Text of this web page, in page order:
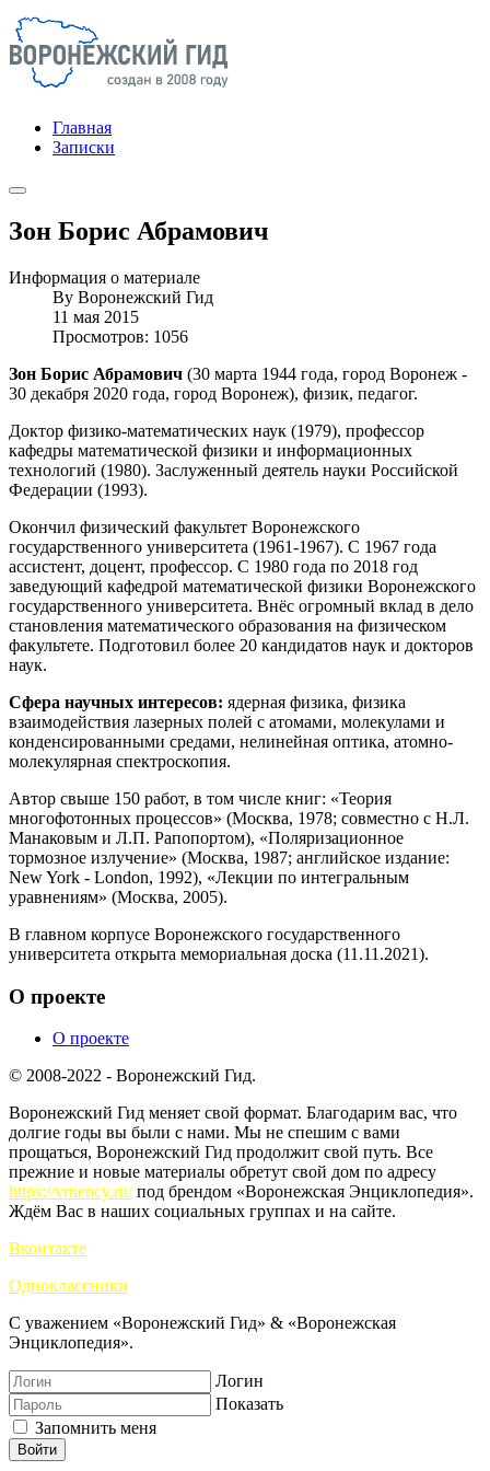
Главная
Записки
Зон Борис Абрамович
Информация о материале
By Воронежский Гид
11 мая 2015
Просмотров: 1056
Зон Борис Абрамович (30 марта 1944 года, город Воронеж -
30 декабря 2020 года, город Воронеж), физик, педагог.
Доктор физико-математических наук (1979), профессор
кафедры математической физики и информационных
технологий (1980). Заслуженный деятель науки Российской
Федерации (1993).
Окончил физический факультет Воронежского
государственного университета (1961-1967). С 1967 года
ассистент, доцент, профессор. С 1980 года по 2018 год
заведующий кафедрой математической физики Воронежского
государственного университета. Внёс огромный вклад в дело
становления математического образования на физическом
факультете. Подготовил более 20 кандидатов наук и докторов
наук.
Сфера научных интересов: ядерная физика, физика
взаимодействия лазерных полей с атомами, молекулами и
конденсированными средами, нелинейная оптика, атомно-
молекулярная спектроскопия.
Автор свыше 150 работ, в том числе книг: «Теория
многофотонных процессов» (Москва, 1978; совместно с Н.Л.
Манаковым и Л.П. Paпопортом), «Поляризационное
тормозное излучение» (Москва, 1987; английское издание:
New York - London, 1992), «Лекции по интегральным
уравнениям» (Москва, 2005).
В главном корпусе Воронежского государственного
университета открыта мемориальная доска (11.11.2021).
О проекте
О проекте
© 2008-2022 - Воронежский Гид.
Воронежский Гид меняет свой формат. Благодарим вас, что
долгие годы вы были с нами. Мы не спешим с вами
прощаться, Воронежский Гид продолжит свой путь. Все
прежние и новые материалы обретут свой дом по адресу
https://vrnency.ru/под брендом «Воронежская Энциклопедия».
Ждём Вас в наших социальных группах и на сайте.
Вконтакте
Одноклассники
С уважением «Воронежский Гид» & «Воронежская
Энциклопедия».
Логин
Показать
Запомнить меня
Войти